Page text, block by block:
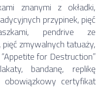
znanymi z okładki,
przypinek, pięć
pendrive ze
zmywalnych tatuaży,
for Destruction”
bandanę, replikę
certyfikat